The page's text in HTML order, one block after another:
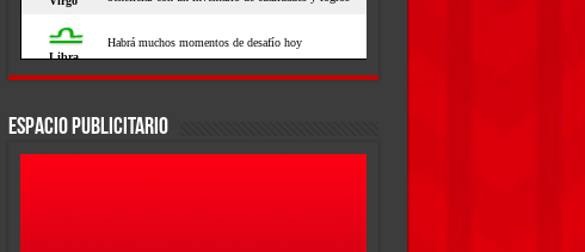
ESPACIO PUBLICITARIO